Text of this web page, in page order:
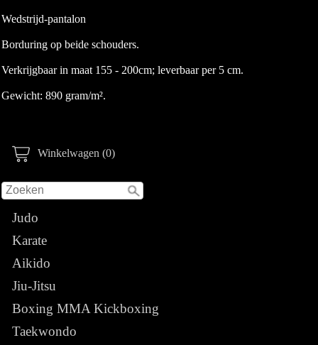
Winkelwagen (0)
Judo
Karate
Aikido
Jiu-Jitsu
Boxing MMA Kickboxing
Taekwondo
Wedstrijd-pantalon
Borduring op beide schouders.
Verkrijgbaar in maat 155 - 200cm; leverbaar per 5 cm.
Gewicht: 890 gram/m².